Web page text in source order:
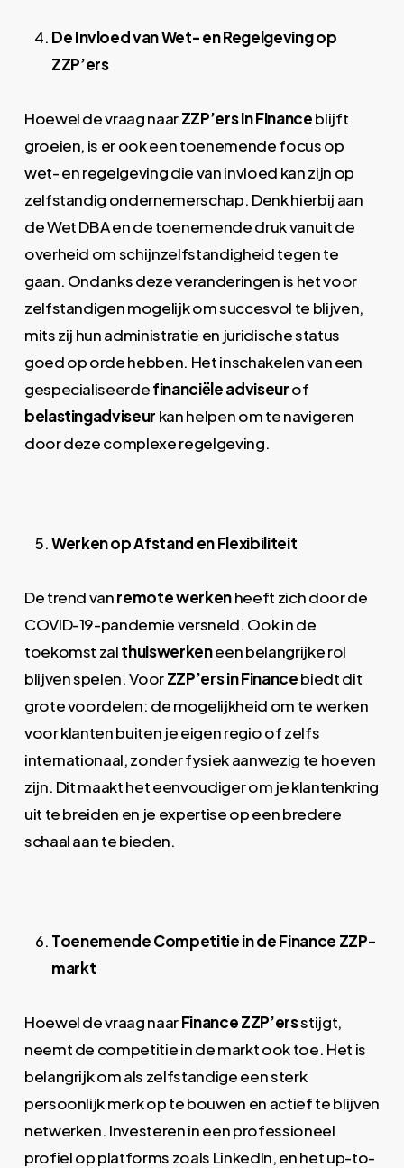
De Invloed van Wet- en Regelgeving op
ZZP’ers
Hoewel de vraag naarZZP’ers in Financeblijft
groeien, is er ook een toenemende focus op
wet- en regelgeving die van invloed kan zijn op
zelfstandig ondernemerschap. Denk hierbij aan
de Wet DBA en de toenemende druk vanuit de
overheid om schijnzelfstandigheid tegen te
gaan. Ondanks deze veranderingen is het voor
zelfstandigen mogelijk om succesvol te blijven,
mits zij hun administratie en juridische status
goed op orde hebben. Het inschakelen van een
gespecialiseerdefinanciële adviseurof
belastingadviseur kan helpen om te navigeren
door deze complexe regelgeving.
Werken op Afstand en Flexibiliteit
De trend vanremote werkenheeft zich door de
COVID-19-pandemie versneld. Ook in de
toekomst zalthuiswerkeneen belangrijke rol
blijven spelen. VoorZZP’ers in Financebiedt dit
grote voordelen: de mogelijkheid om te werken
voor klanten buiten je eigen regio of zelfs
internationaal, zonder fysiek aanwezig te hoeven
zijn. Dit maakt het eenvoudiger om je klantenkring
uit te breiden en je expertise op een bredere
schaal aan te bieden.
Toenemende Competitie in de Finance ZZP-
markt
Hoewel de vraag naarFinance ZZP’ersstijgt,
neemt de competitie in de markt ook toe. Het is
belangrijk om als zelfstandige een sterk
persoonlijk merk op te bouwen en actief te blijven
netwerken. Investeren in een professioneel
profiel op platforms zoals LinkedIn, en het up-to-